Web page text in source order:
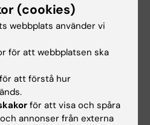
alla studenter med
att delta vid det
kontakt med
studievägledningen
i övrigt får
kontakt med eller
inom universitetet.
(cookies)
webbplats använder vi
för att webbplatsen ska
för att förstå hur
för att visa och spåra
annonser från externa